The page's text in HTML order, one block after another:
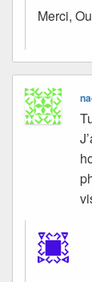
Merci,